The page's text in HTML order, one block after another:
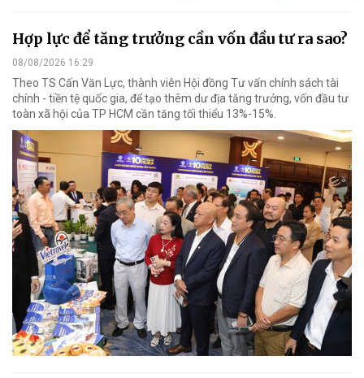
Hợp lực để tăng trưởng cần vốn đầu tư ra sao?
08/08/2026 16:29
Theo TS Cấn Văn Lực, thành viên Hội đồng Tư vấn chính sách tài
chính - tiền tệ quốc gia, để tạo thêm dư địa tăng trưởng, vốn đầu tư
toàn xã hội của TP HCM cần tăng tối thiểu 13%-15%.